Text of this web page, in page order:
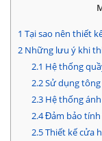
1 Tại sao nên thiết
2 Những lưu ý khi
2.1 Hệ thống
2.2Sử dụng
2.3Hệ thống
2.4Đảm bảo tính
2.5Thiết kế cửa